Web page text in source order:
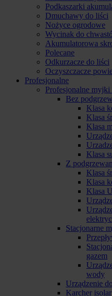
Podkaszarki
Dmuchawy do liści
Nożyce ogrodowe
Wycinak do
Akumulatorowa
Polecane
Odkurzacze do liści
Oczyszczacze
Profesjonalne
Profesjonalne
Bez
Klasa
Klasa
Klasa
Klasa
Z
Klasa
Klasa
Klasa
Stacjonarne
gazem
wody
Urządzenie
Karcher isolar